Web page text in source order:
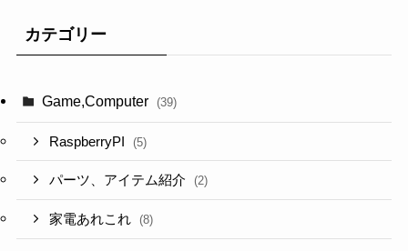
カテゴリー
Game,Computer (39)
RaspberryPI (5)
パーツ、アイテム紹介 (2)
家電あれこれ (8)